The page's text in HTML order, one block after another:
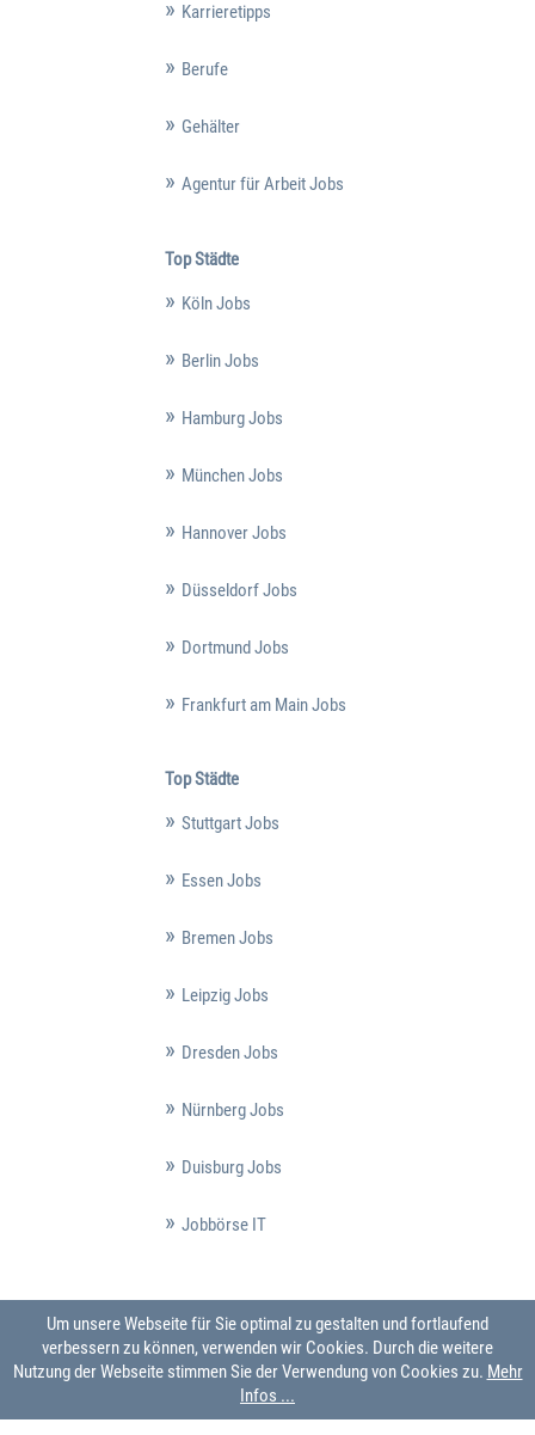
Karrieretipps
Berufe
Gehälter
Agentur für Arbeit Jobs
Top Städte
Köln Jobs
Berlin Jobs
Hamburg Jobs
München Jobs
Hannover Jobs
Düsseldorf Jobs
Dortmund Jobs
Frankfurt am Main Jobs
Top Städte
Stuttgart Jobs
Essen Jobs
Bremen Jobs
Leipzig Jobs
Dresden Jobs
Nürnberg Jobs
Duisburg Jobs
Jobbörse IT
Um unsere Webseite für Sie optimal zu gestalten und fortlaufend
verbessern zu können, verwenden wir Cookies. Durch die weitere
Nutzung der Webseite stimmen Sie der Verwendung von Cookies zu. Mehr
Infos ...